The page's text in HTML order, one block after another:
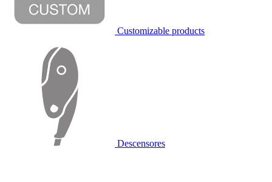
Customizable products
Descensores